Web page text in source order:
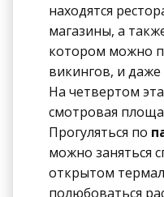
находятся
магазины, а
котором можно
викингов, и даже
На четвертом
смотровая
Прогуляться по
можно заняться
открытом
полюбоваться